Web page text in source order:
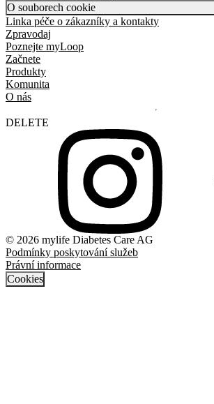
O souborech cookie
Linka péče o zákazníky a kontakty
Zpravodaj
Poznejte myLoop
Začnete
Produkty
Komunita
O nás
DELETE
© 2026 mylife Diabetes Care AG
Podmínky poskytování služeb
Právní informace
Cookies